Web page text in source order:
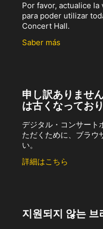
Por favor, actualice
para poder utilizar
Concert Hall.
Saber más
申し訳ありませ
は古くなってお
デジタル・コンサート
ただくために、ブラウ
い。
詳細はこちら
지원되지 않는